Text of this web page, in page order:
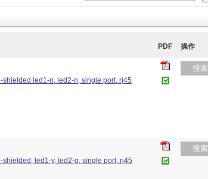
PDF 操作
n, led2-n, single port, rj45
搜索
led1-y, led2-g, single port, rj45
搜索